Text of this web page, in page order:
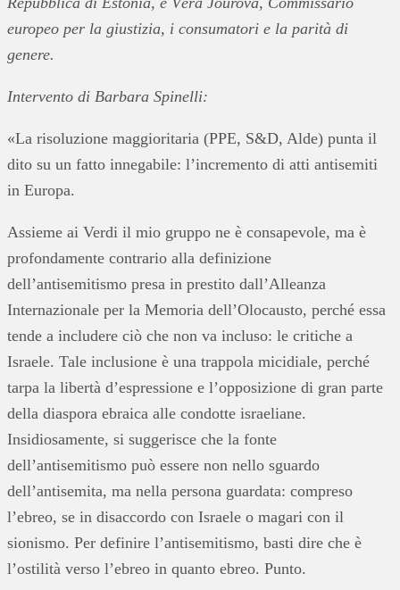
europeo per la giustizia, i consumatori e la parità di
genere.
Intervento di Barbara Spinelli:
«La risoluzione maggioritaria (PPE, S&D, Alde) punta il
dito su un fatto innegabile: l’incremento di atti antisemiti
in Europa.
Assieme ai Verdi il mio gruppo ne è consapevole, ma è
profondamente contrario alla definizione
dell’antisemitismo presa in prestito dall’Alleanza
Internazionale per la Memoria dell’Olocausto, perché essa
tende a includere ciò che non va incluso: le critiche a
Israele. Tale inclusione è una trappola micidiale, perché
tarpa la libertà d’espressione e l’opposizione di gran parte
della diaspora ebraica alle condotte israeliane.
Insidiosamente, si suggerisce che la fonte
dell’antisemitismo può essere non nello sguardo
dell’antisemita, ma nella persona guardata: compreso
l’ebreo, se in disaccordo con Israele o magari con il
sionismo. Per definire l’antisemitismo, basti dire che è
l’ostilità verso l’ebreo in quanto ebreo. Punto.